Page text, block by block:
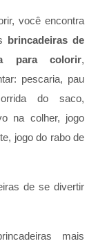
você encontra
brincadeiras de
para colorir,
pescaria, pau
do saco,
na colher, jogo
jogo do rabo de
de se divertir
mais